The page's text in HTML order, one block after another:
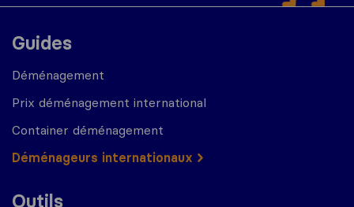
Guides
Déménagement
Prix déménagement international
Container déménagement
Déménageurs internationaux
Outils